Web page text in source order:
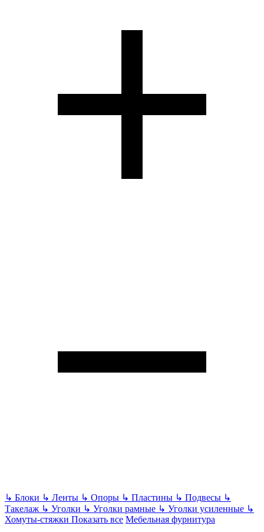
↳ Блоки ↳ Ленты ↳ Опоры ↳ Пластины ↳ Подвесы ↳
Такелаж ↳ Уголки ↳ Уголки рамные ↳ Уголки усиленные ↳
Хомуты-стяжки Показать все Мебельная фурнитура